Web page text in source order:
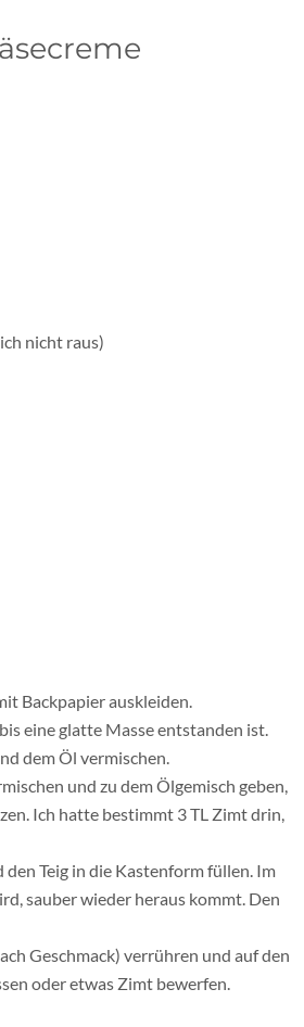
nicht raus)
Backpapier auskleiden.
eine glatte Masse entstanden ist.
dem Öl vermischen.
und zu dem Ölgemisch geben,
Ich hatte bestimmt 3 TL Zimt drin,
Teig in die Kastenform füllen. Im
sauber wieder heraus kommt. Den
Geschmack) verrühren und auf den
oder etwas Zimt bewerfen.